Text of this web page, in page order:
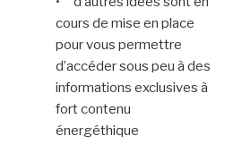
cours de mise en place
pour vous permettre
d’accéder sous peu à des
informations exclusives à
fort contenu
énergéthique